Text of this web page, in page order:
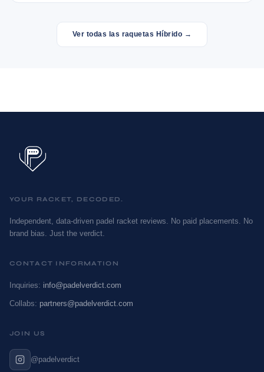
Ver todas las raquetas Híbrido →
YOUR RACKET, DECODED.
Independent, data-driven padel racket reviews. No paid placements. No
brand bias. Just the verdict.
CONTACT INFORMATION
Inquiries: info@padelverdict.com
Collabs: partners@padelverdict.com
JOIN US
@padelverdict